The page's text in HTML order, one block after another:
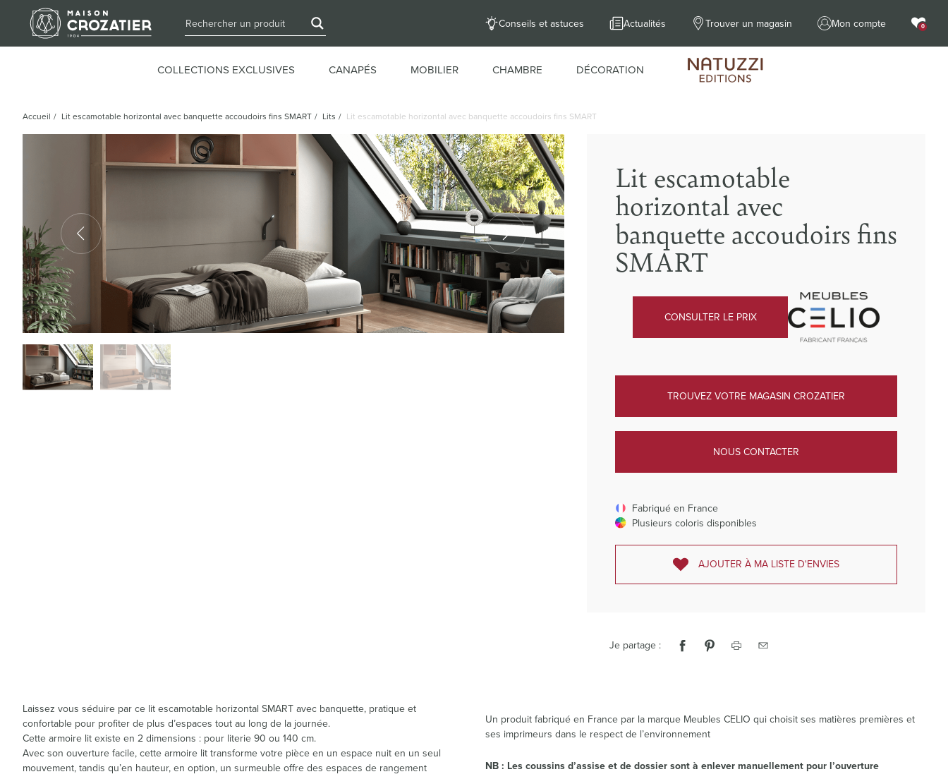
COLLECTIONS EXCLUSIVES CANAPÉS MOBILIER CHAMBRE DÉCORATION
Conseils et astuces Actualités Trouver un magasin Mon compte 0
Accueil / Lit escamotable horizontal avec banquette accoudoirs fins SMART / Lits / Lit escamotable horizontal avec banquette accoudoirs fins SMART
Lit escamotable
horizontal avec
banquette accoudoirs fins
SMART
CONSULTER LE PRIX
TROUVEZ VOTRE MAGASIN CROZATIER
NOUS CONTACTER
Fabriqué en France
Plusieurs coloris disponibles
AJOUTER À MA LISTE D'ENVIES
Je partage :
Laissez vous séduire par ce lit escamotable horizontal SMART avec banquette, pratique et
confortable pour profiter de plus d’espaces tout au long de la journée.
Cette armoire lit existe en 2 dimensions : pour literie 90 ou 140 cm.
Avec son ouverture facile, cette armoire lit transforme votre pièce en un espace nuit en un seul
mouvement, tandis qu’en hauteur, en option, un surmeuble offre des espaces de rangement
Un produit fabriqué en France par la marque Meubles CELIO qui choisit ses matières premières et
ses imprimeurs dans le respect de l’environnement
NB : Les coussins d’assise et de dossier sont à enlever manuellement pour l’ouverture